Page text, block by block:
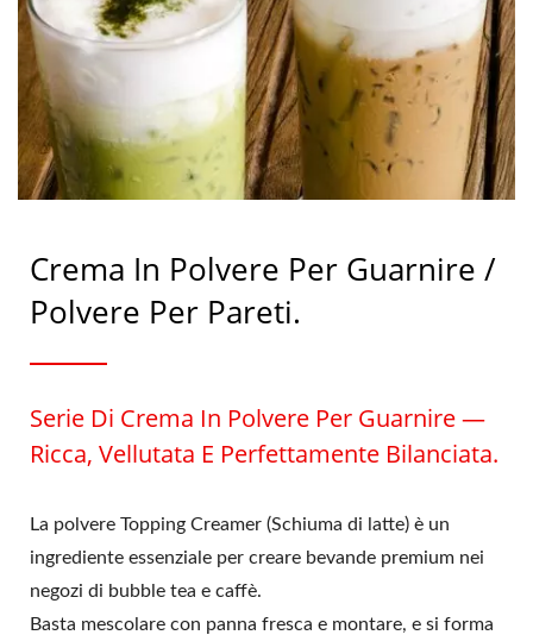
In Taiwan. Siamo Specializzati
Nell'importazione Di
Ingredienti Essenziali Come
Crema Non Lattiero-Casearia,
Polvere Di Tè Nero Istantaneo
E Polvere Di Tè Verde
Istantaneo.
Crema In Polvere Per Guarnire /
Polvere Per Pareti.
Serie Di Crema In Polvere Per Guarnire —
Ricca, Vellutata E Perfettamente Bilanciata.
La polvere Topping Creamer (Schiuma di latte) è un
ingrediente essenziale per creare bevande premium nei
negozi di bubble tea e caffè.
Basta mescolare con panna fresca e montare, e si forma